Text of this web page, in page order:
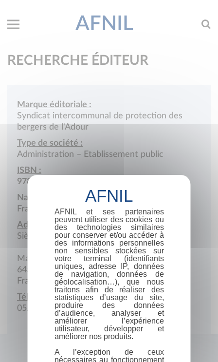
AFNIL
RECHERCHE ÉDITEUR
Marque éditoriale :
Syndicat intercommunal de protection des
bergers de l'Adour
Type de société :
Administration – Etablissement public
ISBN :
978-2-9516546
Nationalité :
France
Adresse :
Siège social
Mairie de Came
64520 Came
France
Téléphone :
05.59.56.02.75
AFNIL et ses partenaires
peuvent utiliser des cookies ou
des technologies similaires
pour conserver et/ou accéder à
des informations personnelles
non sensibles stockées sur
votre terminal (identifiants
uniques, adresse IP, données
de navigation, données de
géolocalisation…), que nous
traitons afin de réaliser des
statistiques d’usage du site,
produire des données
d’audience, analyser et
améliorer l’expérience
utilisateur, développer et
améliorer nos produits.
A l’exception de ceux
nécessaires au fonctionnement